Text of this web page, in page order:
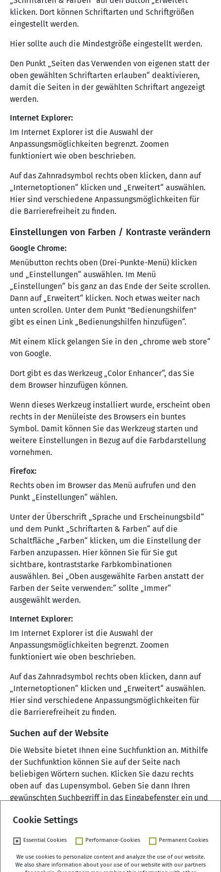
klicken. Dort können Schriftarten und Schriftgrößen
eingestellt werden.
Hier sollte auch die Mindestgröße eingestellt werden.
Den Punkt „Seiten das Verwenden von eigenen statt der
oben gewählten Schriftarten erlauben“ deaktivieren,
damit die Seiten in der gewählten Schriftart angezeigt
werden.
Internet Explorer:
Im Internet Explorer ist die Auswahl der
Anpassungsmöglichkeiten begrenzt. Zoomen
funktioniert wie oben beschrieben.
Auf das Zahnradsymbol rechts oben klicken, dann auf
„Internetoptionen“ klicken und „Erweitert“ auswählen.
Hier sind verschiedene Anpassungsmöglichkeiten für
die Barrierefreiheit zu finden.
Einstellungen von Farben / Kontraste verändern
Google Chrome:
Menübutton rechts oben (Drei-Punkte-Menü) klicken
und „Einstellungen“ auswählen. Im Menü
„Einstellungen“ bis ganz an das Ende der Seite scrollen.
Dann auf „Erweitert“ klicken. Noch etwas weiter nach
unten scrollen. Unter dem Punkt "Bedienungshilfen"
gibt es einen Link „Bedienungshilfen hinzufügen“.
Mit einem Klick gelangen Sie in den „chrome web store“
von Google.
Dort gibt es das Werkzeug „Color Enhancer“, das Sie
dem Browser hinzufügen können.
Wenn dieses Werkzeug installiert wurde, erscheint oben
rechts in der Menüleiste des Browsers ein buntes
Symbol. Damit können Sie das Werkzeug starten und
weitere Einstellungen in Bezug auf die Farbdarstellung
vornehmen.
Firefox:
Rechts oben im Browser das Menü aufrufen und den
Punkt „Einstellungen“ wählen.
Unter der Überschrift „Sprache und Erscheinungsbild“
und dem Punkt „Schriftarten & Farben“ auf die
Schaltfläche „Farben“ klicken, um die Einstellung der
Farben anzupassen. Hier können Sie für Sie gut
sichtbare, kontraststarke Farbkombinationen
auswählen. Bei „Oben ausgewählte Farben anstatt der
Farben der Seite verwenden:“ sollte „Immer“
ausgewählt werden.
Internet Explorer:
Im Internet Explorer ist die Auswahl der
Anpassungsmöglichkeiten begrenzt. Zoomen
funktioniert wie oben beschrieben.
Auf das Zahnradsymbol rechts oben klicken, dann auf
„Internetoptionen“ klicken und „Erweitert“ auswählen.
Hier sind verschiedene Anpassungsmöglichkeiten für
die Barrierefreiheit zu finden.
Suchen auf der Website
Die Website bietet Ihnen eine Suchfunktion an. Mithilfe
der Suchfunktion können Sie auf der Seite nach
beliebigen Wörtern suchen. Klicken Sie dazu rechts
oben auf das Lupensymbol. Geben Sie dann Ihren
gewünschten Suchbegriff in das Eingabefenster ein und
German Centre of Gerontology (DZA)
Cookie Settings
Essential Cookies Performance-Cookies Permanent Cookies
We use cookies to personalize content and analyze the use of our website.
We also share information about your use of our website with our partners